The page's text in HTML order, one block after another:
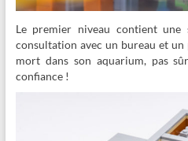
Le premier niveau contient une
consultation avec un bureau et
mort dans son aquarium, pas
confiance !